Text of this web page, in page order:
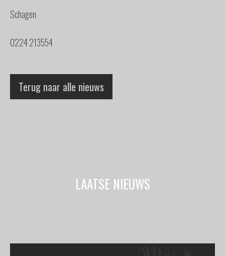
Schagen
0224 213554
Terug naar alle nieuws
LAATSE NIEUWS